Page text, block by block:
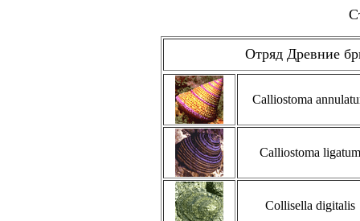
Отряд Древние
Calliostoma
Calliostoma ligatum
Collisella digitalis